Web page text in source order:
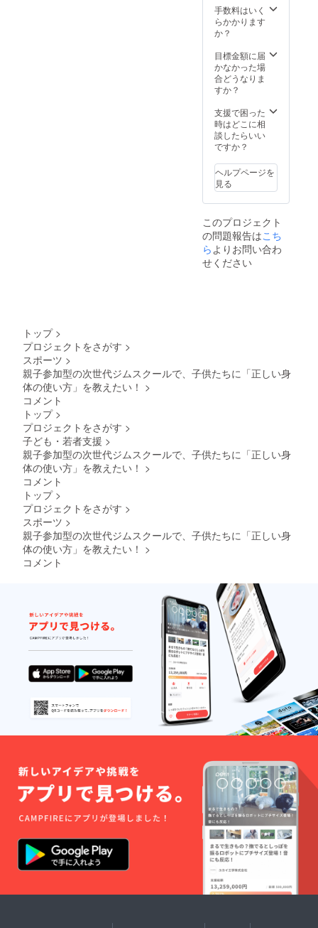
ミング
で調整
きま
す。 ※
所要時
時間 ※
面会時
のご自
身の分
費はご
負担く
ださ
い。 ※
沖縄は
対象外
となり
ます。
手数料はいく
らかかります
か？
目標金額に届
かなかった場
合どうなりま
すか？
支援で困った
時はどこに相
談したらいい
ですか？
ヘルプページを
見る
このプロジェクト
の問題報告はこち
らよりお問い合わ
せください
トップ >
プロジェクトをさがす >
スポーツ >
親子参加型の次世代ジムスクールで、子供たちに「正しい身
体の使い方」を教えたい！ >
コメント
トップ >
プロジェクトをさがす >
子ども・若者支援 >
親子参加型の次世代ジムスクールで、子供たちに「正しい身
体の使い方」を教えたい！ >
コメント
トップ >
プロジェクトをさがす >
スポーツ >
親子参加型の次世代ジムスクールで、子供たちに「正しい身
体の使い方」を教えたい！ >
コメント